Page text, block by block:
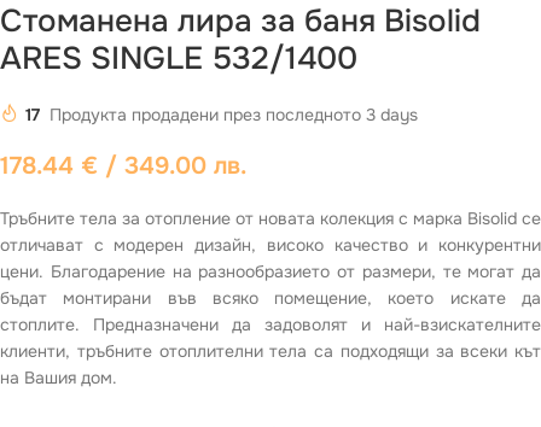
Стоманена лира за баня Bisolid
ARES SINGLE 532/1400
17 Продукта продадени през последното 3 days
178.44 € / 349.00 лв.
Тръбните тела за отопление от новата колекция с марка Bisolid се
отличават с модерен дизайн, високо качество и конкурентни
цени. Благодарение на разнообразието от размери, те могат да
бъдат монтирани във всяко помещение, което искате да
стоплите. Предназначени да задоволят и най-взискателните
клиенти, тръбните отоплителни тела са подходящи за всеки кът
на Вашия дом.